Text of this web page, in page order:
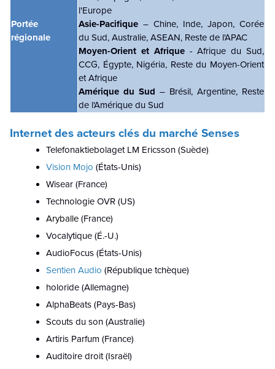
Portée
régionale
l'Europe
Asie-Pacifique – Chine, Inde, Japon, Corée
du Sud, Australie, ASEAN, Reste de l'APAC
Moyen-Orient et Afrique- Afrique du Sud,
CCG, Égypte, Nigéria, Reste du Moyen-Orient
et Afrique
Amérique du Sud – Brésil, Argentine, Reste
de l'Amérique du Sud
Internet des acteurs clés du marché Senses
Telefonaktiebolaget LM Ericsson (Suède)
Vision Mojo (États-Unis)
Wisear (France)
Technologie OVR (US)
Aryballe (France)
Vocalytique (É.-U.)
AudioFocus (États-Unis)
Sentien Audio (République tchèque)
holoride (Allemagne)
AlphaBeats (Pays-Bas)
Scouts du son (Australie)
Artiris Parfum (France)
Auditoire droit (Israël)